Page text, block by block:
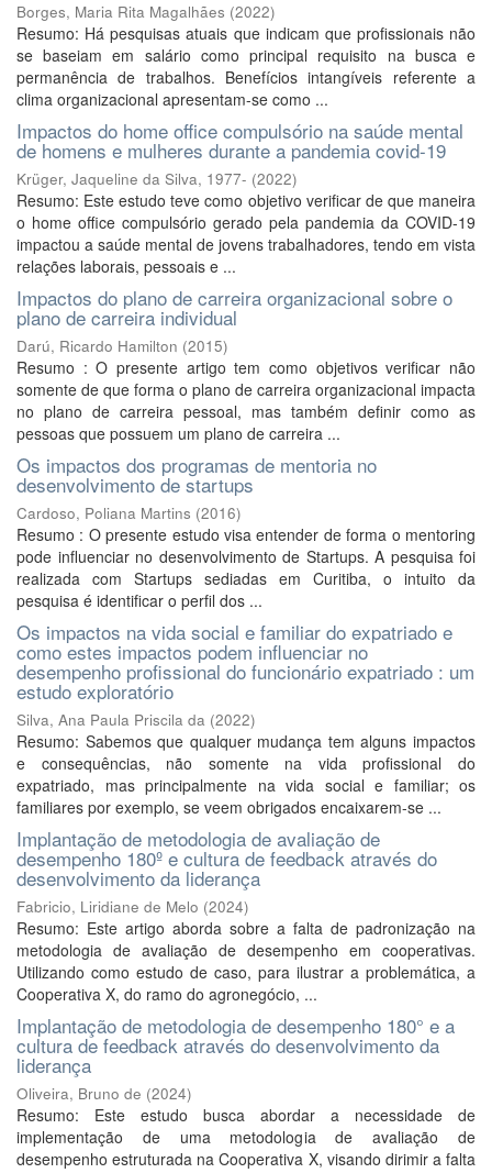
Borges, Maria Rita Magalhães (2022)
Resumo: Há pesquisas atuais que indicam que profissionais não
se baseiam em salário como principal requisito na busca e
permanência de trabalhos. Benefícios intangíveis referente a
clima organizacional apresentam-se como ...
Impactos do home office compulsório na saúde mental
de homens e mulheres durante a pandemia covid-19
Krüger, Jaqueline da Silva, 1977- (2022)
Resumo: Este estudo teve como objetivo verificar de que maneira
o home office compulsório gerado pela pandemia da COVID-19
impactou a saúde mental de jovens trabalhadores, tendo em vista
relações laborais, pessoais e ...
Impactos do plano de carreira organizacional sobre o
plano de carreira individual
Darú, Ricardo Hamilton (2015)
Resumo : O presente artigo tem como objetivos verificar não
somente de que forma o plano de carreira organizacional impacta
no plano de carreira pessoal, mas também definir como as
pessoas que possuem um plano de carreira ...
Os impactos dos programas de mentoria no
desenvolvimento de startups
Cardoso, Poliana Martins (2016)
Resumo : O presente estudo visa entender de forma o mentoring
pode influenciar no desenvolvimento de Startups. A pesquisa foi
realizada com Startups sediadas em Curitiba, o intuito da
pesquisa é identificar o perfil dos ...
Os impactos na vida social e familiar do expatriado e
como estes impactos podem influenciar no
desempenho profissional do funcionário expatriado : um
estudo exploratório
Silva, Ana Paula Priscila da (2022)
Resumo: Sabemos que qualquer mudança tem alguns impactos
e consequências, não somente na vida profissional do
expatriado, mas principalmente na vida social e familiar; os
familiares por exemplo, se veem obrigados encaixarem-se ...
Implantação de metodologia de avaliação de
desempenho 180º e cultura de feedback através do
desenvolvimento da liderança
Fabricio, Liridiane de Melo (2024)
Resumo: Este artigo aborda sobre a falta de padronização na
metodologia de avaliação de desempenho em cooperativas.
Utilizando como estudo de caso, para ilustrar a problemática, a
Cooperativa X, do ramo do agronegócio, ...
Implantação de metodologia de desempenho 180° e a
cultura de feedback através do desenvolvimento da
liderança
Oliveira, Bruno de (2024)
Resumo: Este estudo busca abordar a necessidade de
implementação de uma metodologia de avaliação de
desempenho estruturada na Cooperativa X, visando dirimir a falta